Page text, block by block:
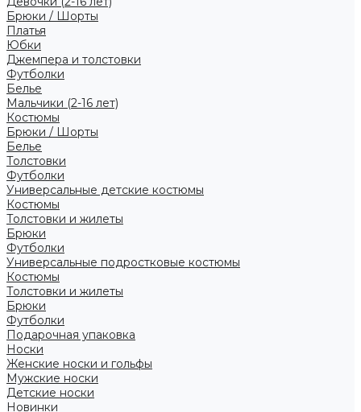
Брюки / Шорты
Платья
Юбки
Джемпера и толстовки
Футболки
Белье
Мальчики (2-16 лет)
Костюмы
Брюки / Шорты
Белье
Толстовки
Футболки
Универсальные детские костюмы
Костюмы
Толстовки и жилеты
Брюки
Футболки
Универсальные подростковые костюмы
Костюмы
Толстовки и жилеты
Брюки
Футболки
Подарочная упаковка
Носки
Женские носки и гольфы
Мужские носки
Детские носки
Новинки